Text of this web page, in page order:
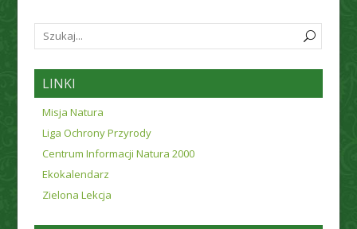
LINKI
Misja Natura
Liga Ochrony Przyrody
Centrum Informacji Natura 2000
Ekokalendarz
Zielona Lekcja